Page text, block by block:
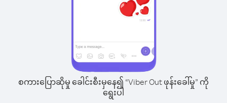
စကားပြောဆိုမှု ခေါင်းစီးမှနေ၍ “Viber Out ဖုန်းခေါ်မှု” ကို
ရွေးပါ